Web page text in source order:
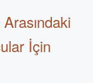
İçin